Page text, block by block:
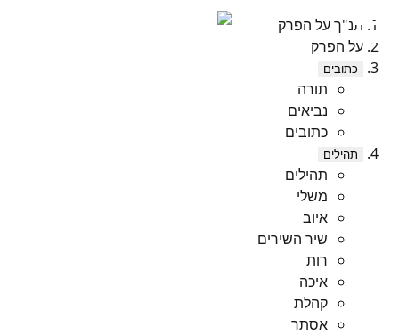
תנ"ך על הפרק
על הפרק
כתובים
תורה
נביאים
כתובים
תהילים
תהילים
משלי
איוב
שיר השירים
רות
איכה
קהלת
אסתר